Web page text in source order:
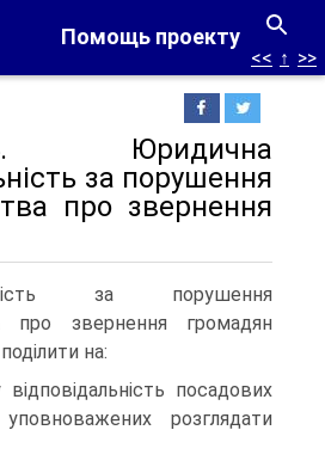
Помощь проекту
<< ↑ >>
за порушення
про звернення
за порушення
про звернення громадян
на:
посадових
уповнова­жених розглядати